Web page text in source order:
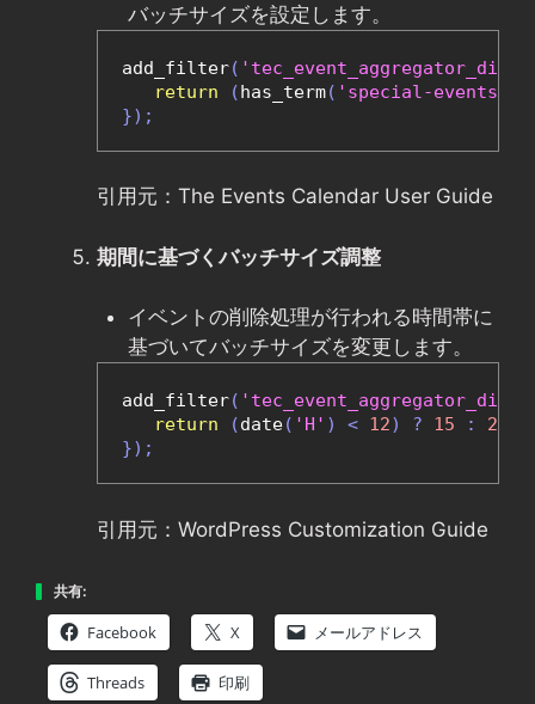
バッチサイズを設定します。
add_filter(
return
(has_term( 'special-events'
});
引用元：The Events Calendar User Guide
期間に基づくバッチサイズ調整
イベントの削除処理が行われる時間帯に
基づいてバッチサイズを変更します。
add_filter(
return
(date( 'H' ) < 12) ? 15 : 20
});
引用元：WordPress Customization Guide
共有:
Facebook X メールアドレス
Threads 印刷